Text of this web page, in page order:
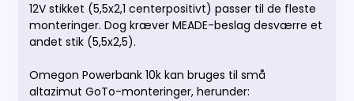
12V stikket (5,5x2,1 centerpositivt) passer til de fleste
monteringer. Dog kræver MEADE-beslag desværre et
andet stik (5,5x2,5).
Omegon Powerbank 10k kan bruges til små
altazimut GoTo-monteringer, herunder: